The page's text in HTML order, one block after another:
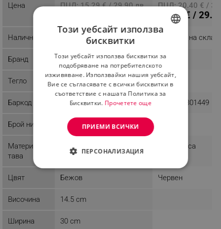
Цена ПЦД: 15.29 € / 29.90 лв. ПЦД: 20.40 € /
15.29 € /
Наличност Налично на склад Налично на склад
Бранд Kinghoff Rosberg
Тегло 1.83 kg
Баркод 5908287218383 3800235301449
Брой нива
Материал
тава
Пластмаса Пластмаса
Цвят Бежов Червен
Височина 14.5 cm
Ширина 30 cm
Този уебсайт използва
бисквитки
Този уебсайт използва бисквитки за
подобряване на потребителското
изживяване. Използвайки нашия уебсайт,
Вие се съгласявате с всички бисквитки в
съответствие с нашата Политика за
Бисквитки. Прочетете още
ПРИЕМИ ВСИЧКИ
ПЕРСОНАЛИЗАЦИЯ
СТРОГО НЕОБХОДИМО